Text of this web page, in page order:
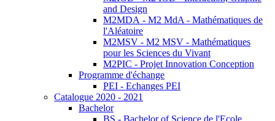
and Design
M2MDA - M2 MdA - Mathématiques de
l'Aléatoire
M2MSV - M2 MSV - Mathématiques
pour les Sciences du Vivant
M2PIC - Projet Innovation Conception
Programme d'échange
PEI - Echanges PEI
Catalogue 2020 - 2021
Bachelor
BS - Bachelor of Science de l'Ecole